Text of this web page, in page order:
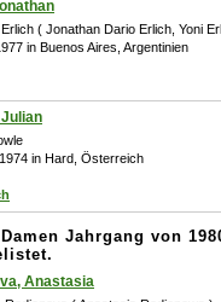
( Jonathan Dario Erlich, Yoni
in Buenos Aires, Argentinien
in Hard, Österreich
Jahrgang von
Anastasia